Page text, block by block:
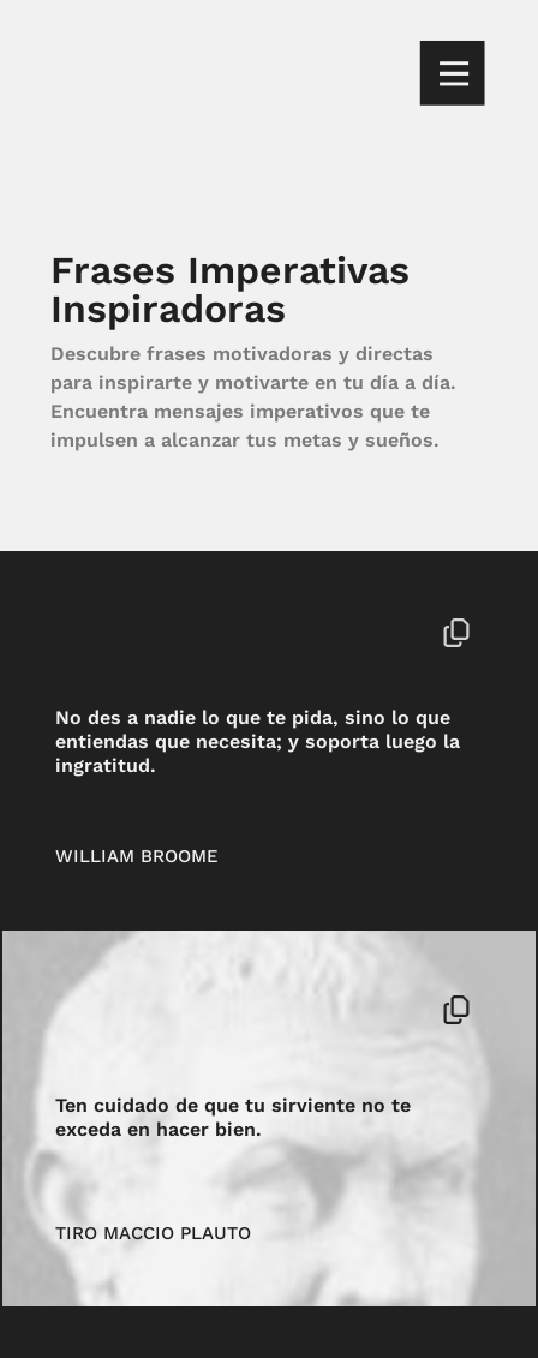
Frases Imperativas
Inspiradoras
Descubre frases motivadoras y directas
para inspirarte y motivarte en tu día a día.
Encuentra mensajes imperativos que te
impulsen a alcanzar tus metas y sueños.
No des a nadie lo que te pida, sino lo que
entiendas que necesita; y soporta luego la
ingratitud.
WILLIAM BROOME
Ten cuidado de que tu sirviente no te
exceda en hacer bien.
TIRO MACCIO PLAUTO